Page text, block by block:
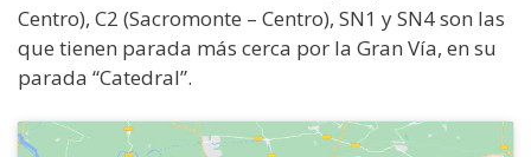
Centro), C2 (Sacromonte – Centro), SN1 y SN4 son las
que tienen parada más cerca por la Gran Vía, en su
parada “Catedral”.